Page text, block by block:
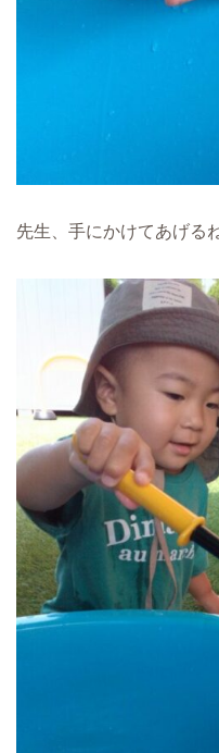
先生、手にかけてあげる